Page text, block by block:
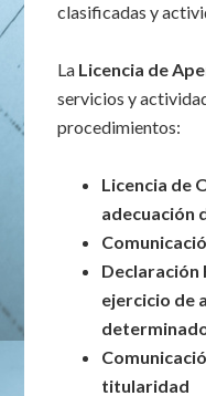
clasificadas y
La Licencia de
servicios y
procedimientos:
Licencia de
adecuación
Declaración
ejercicio de
titularidad